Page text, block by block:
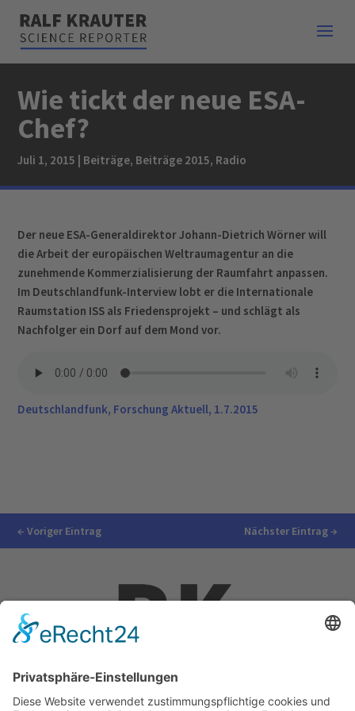
Wie tickt der neue ESA-
Chef?
Juli 1, 2015 | Beiträge, Beiträge 2015, Radio
Der neue ESA-Generaldirektor Johann-Dietrich Wörner will
die Arbeit der europäischen Weltraumagentur an die
zunehmende Kommerzialisierung der Raumfahrt anpassen.
Im Deutschlandfunk-Interview lobt er die Internationale
Raumstation ISS als Friedensprojekt – und schlägt als
Nachfolger ein Dorf auf dem Mond vor.
Deutschlandfunk, Forschung Aktuell, 1.7.2015
←Voriger Eintrag Nächster Eintrag→
Impressum